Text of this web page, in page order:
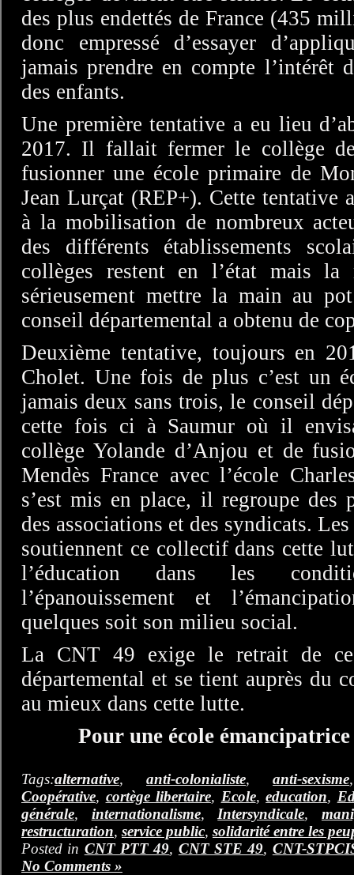
des plus endettés de France (435
donc empressé d’essayer
jamais prendre en compte l’intérêt
des enfants.
Une première tentative a eu lieu
2017. Il fallait fermer le collège
fusionner une école primaire de
Jean Lurçat (REP+). Cette tentative
à la mobilisation de nombreux
des différents établissements
collèges restent en l’état mais la
sérieusement mettre la main au
conseil départemental a obtenu de
Deuxième tentative, toujours en
Cholet. Une fois de plus c’est un
jamais deux sans trois, le conseil
cette fois ci à Saumur où il
collège Yolande d’Anjou et de
Mendès France avec l’école
s’est mis en place, il regroupe des
des associations et des syndicats.
soutiennent ce collectif dans cette
l’éducation dans les
l’épanouissement et
quelques soit son milieu social.
La CNT 49 exige le retrait de
départemental et se tient auprès du
au mieux dans cette lutte.
Pour une école
Tags:alternative,anti-colonialiste,anti-sexisme
Coopérative, cortège libertaire, Ecole,education,
générale, internationalisme, Intersyndicale,
restructuration, service public, solidarité entre les
Posted in CNT PTT 49, CNT STE 49, CNT-
No Comments »